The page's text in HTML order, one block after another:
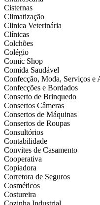
Cisternas
Climatização
Clinica Veterinária
Clínicas
Colchões
Colégio
Comic Shop
Comida Saudável
Confecção, Moda, Serviços e
Confecções e Bordados
Conserto de Brinquedo
Consertos Câmeras
Consertos de Máquinas
Consertos de Roupas
Consultórios
Contabilidade
Convites de Casamento
Cooperativa
Copiadora
Corretora de Seguros
Cosméticos
Costureira